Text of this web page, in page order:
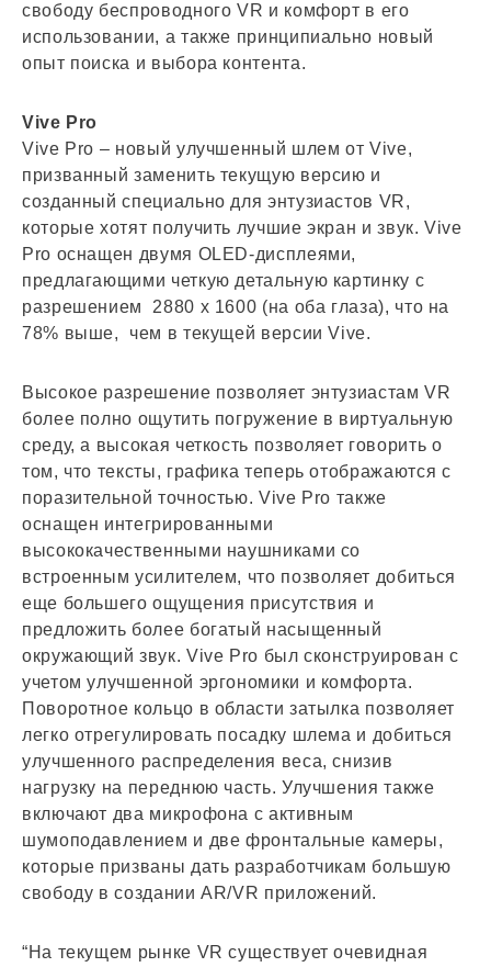
свободу беспроводного VR и комфорт в его
использовании, а также принципиально новый
опыт поиска и выбора контента.
Vive Pro
Vive Pro – новый улучшенный шлем от Vive,
призванный заменить текущую версию и
созданный специально для энтузиастов VR,
которые хотят получить лучшие экран и звук. Vive
Pro оснащен двумя OLED-дисплеями,
предлагающими четкую детальную картинку с
разрешением 2880 x 1600 (на оба глаза), что на
78% выше, чем в текущей версии Vive.
Высокое разрешение позволяет энтузиастам VR
более полно ощутить погружение в виртуальную
среду, а высокая четкость позволяет говорить о
том, что тексты, графика теперь отображаются с
поразительной точностью. Vive Pro также
оснащен интегрированными
высококачественными наушниками со
встроенным усилителем, что позволяет добиться
еще большего ощущения присутствия и
предложить более богатый насыщенный
окружающий звук. Vive Pro был сконструирован с
учетом улучшенной эргономики и комфорта.
Поворотное кольцо в области затылка позволяет
легко отрегулировать посадку шлема и добиться
улучшенного распределения веса, снизив
нагрузку на переднюю часть. Улучшения также
включают два микрофона с активным
шумоподавлением и две фронтальные камеры,
которые призваны дать разработчикам большую
свободу в создании AR/VR приложений.
“На текущем рынке VR существует очевидная